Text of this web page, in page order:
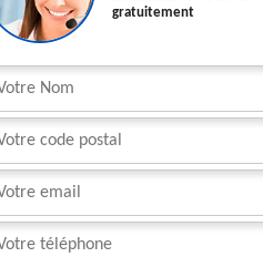
gratuitement